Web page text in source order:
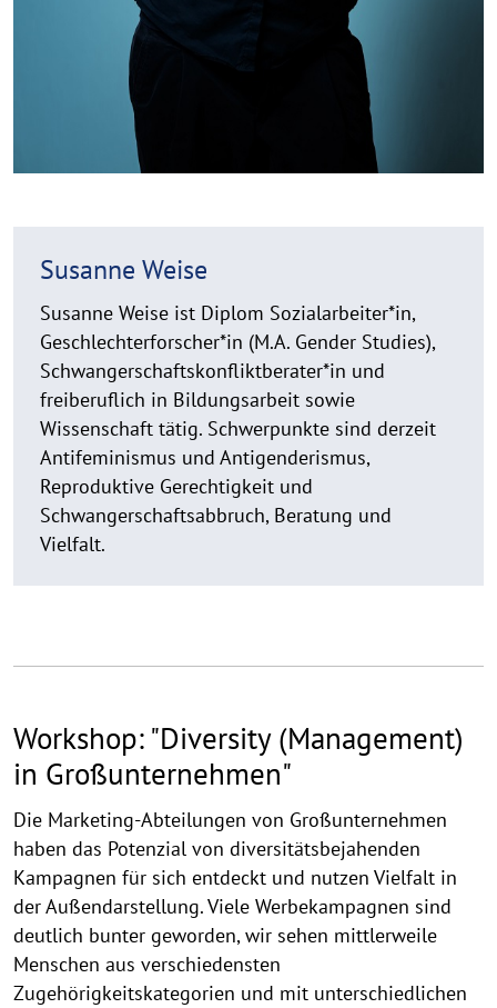
Susanne Weise
Susanne Weise ist Diplom Sozialarbeiter*in,
Geschlechterforscher*in (M.A. Gender Studies),
Schwangerschaftskonfliktberater*in und
freiberuflich in Bildungsarbeit sowie
Wissenschaft tätig. Schwerpunkte sind derzeit
Antifeminismus und Antigenderismus,
Reproduktive Gerechtigkeit und
Schwangerschaftsabbruch, Beratung und
Vielfalt.
Workshop: "Diversity (Management)
in Großunternehmen"
Die Marketing-Abteilungen von Großunternehmen
haben das Potenzial von diversitätsbejahenden
Kampagnen für sich entdeckt und nutzen Vielfalt in
der Außendarstellung. Viele Werbekampagnen sind
deutlich bunter geworden, wir sehen mittlerweile
Menschen aus verschiedensten
Zugehörigkeitskategorien und mit unterschiedlichen